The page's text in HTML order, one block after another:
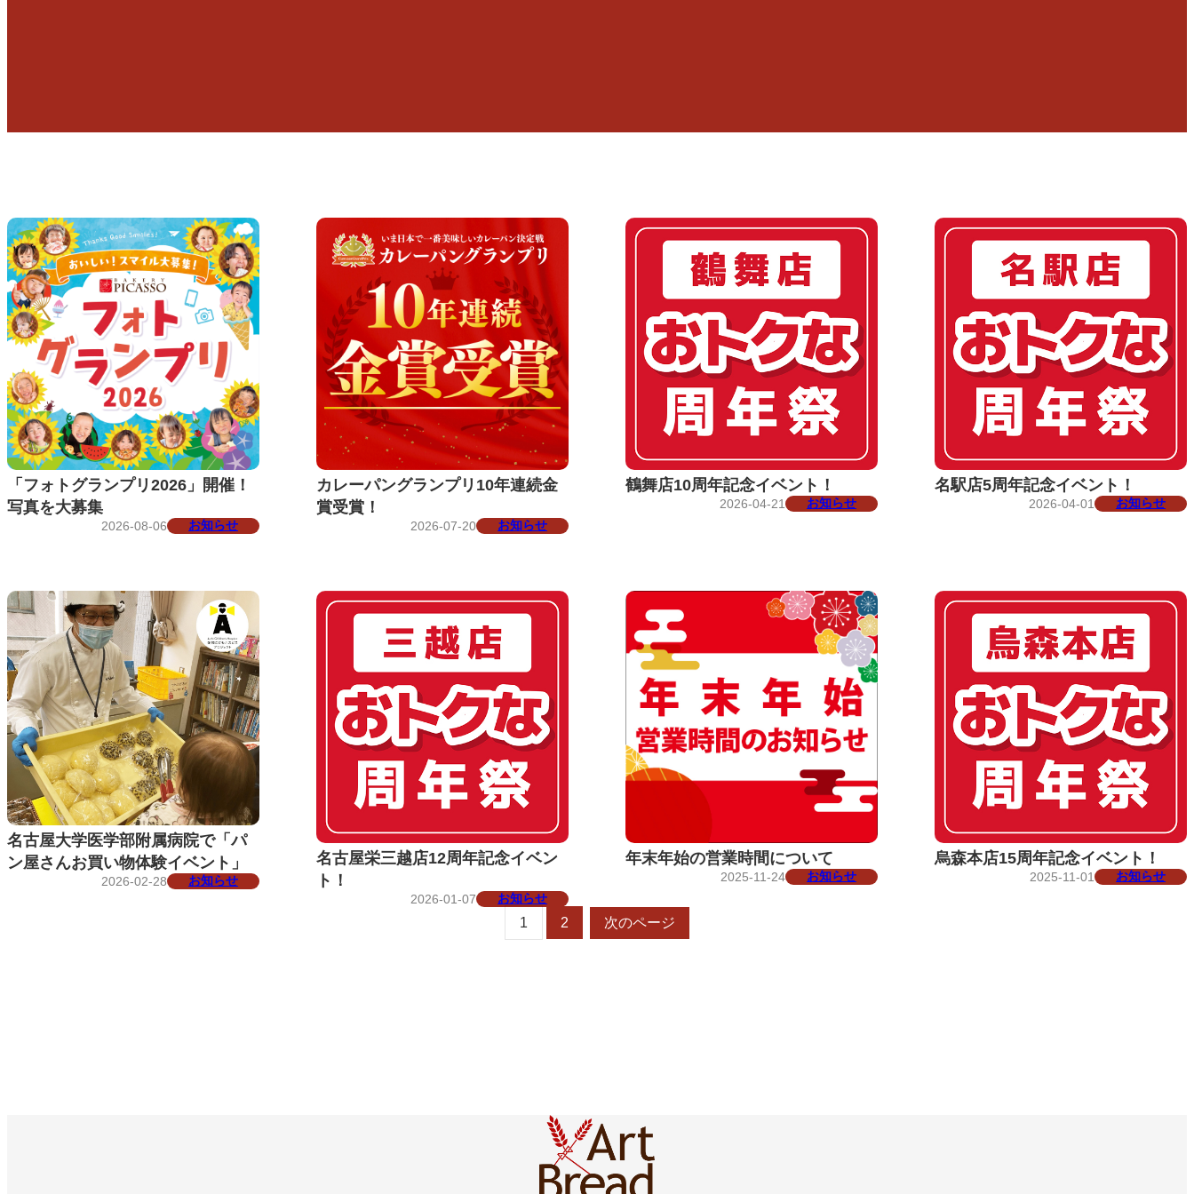
「フォトグランプリ2026」開催！
写真を大募集
2026-08-06 お知らせ
カレーパングランプリ10年連続金
賞受賞！
2026-07-20 お知らせ
鶴舞店10周年記念イベント！
2026-04-21 お知らせ
名駅店5周年記念イベント！
2026-04-01 お知らせ
名古屋大学医学部附属病院で「パ
ン屋さんお買い物体験イベント」
2026-02-28 お知らせ
名古屋栄三越店12周年記念イベン
ト！
2026-01-07 お知らせ
年末年始の営業時間について
2025-11-24 お知らせ
烏森本店15周年記念イベント！
2025-11-01 お知らせ
1 2 次のページ